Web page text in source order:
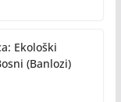
Ekološki
(Banlozi)